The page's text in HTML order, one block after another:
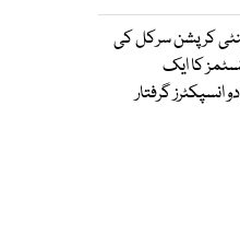
کرپشن سرکل کی
کا ایک
انسپکٹرز گرفتار